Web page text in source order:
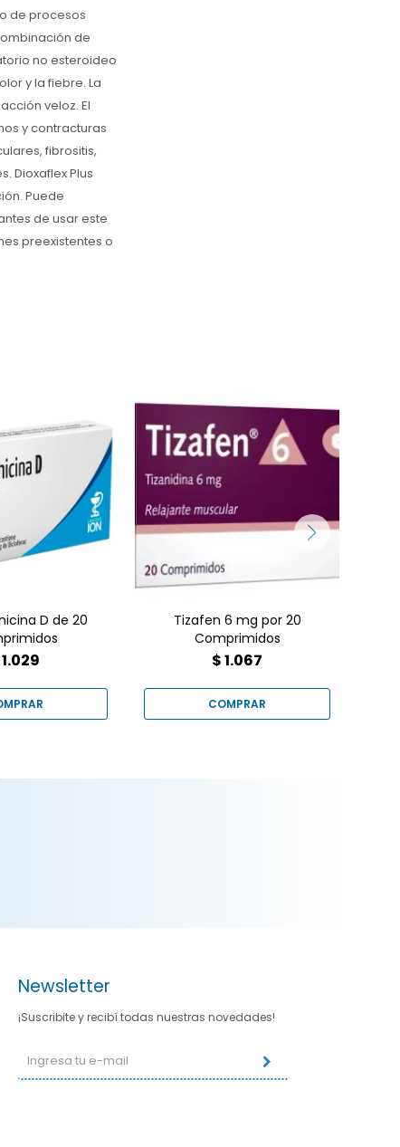
de procesos
de
no esteroideo
y la fiebre. La
veloz. El
y contracturas
fibrositis,
Dioxaflex Plus
Puede
de usar este
preexistentes o
D 20
Alivio para
inflamación.
en Farmacia
efectiva
malestar.
D de 20
1.029
Un relajante muscular
para espasticidad y
contracturas. Encuéntralo
en Farmacia Goes.
Tizafen 6 mg por 20
Comprimidos
$1.067
Newsletter
¡Suscribite y recibí todas nuestras novedades!